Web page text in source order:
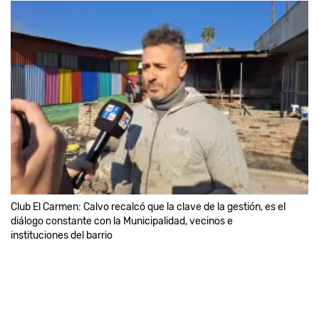
Club El Carmen: Calvo recalcó que la clave de la gestión, es el
diálogo constante con la Municipalidad, vecinos e
instituciones del barrio